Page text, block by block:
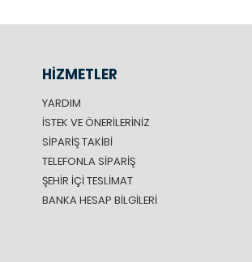
HİZMETLER
YARDIM
İSTEK VE ÖNERILERINIZ
SIPARIŞ TAKIBI
TELEFONLA SIPARIŞ
ŞEHIR IÇI TESLIMAT
BANKA HESAP BILGILERI